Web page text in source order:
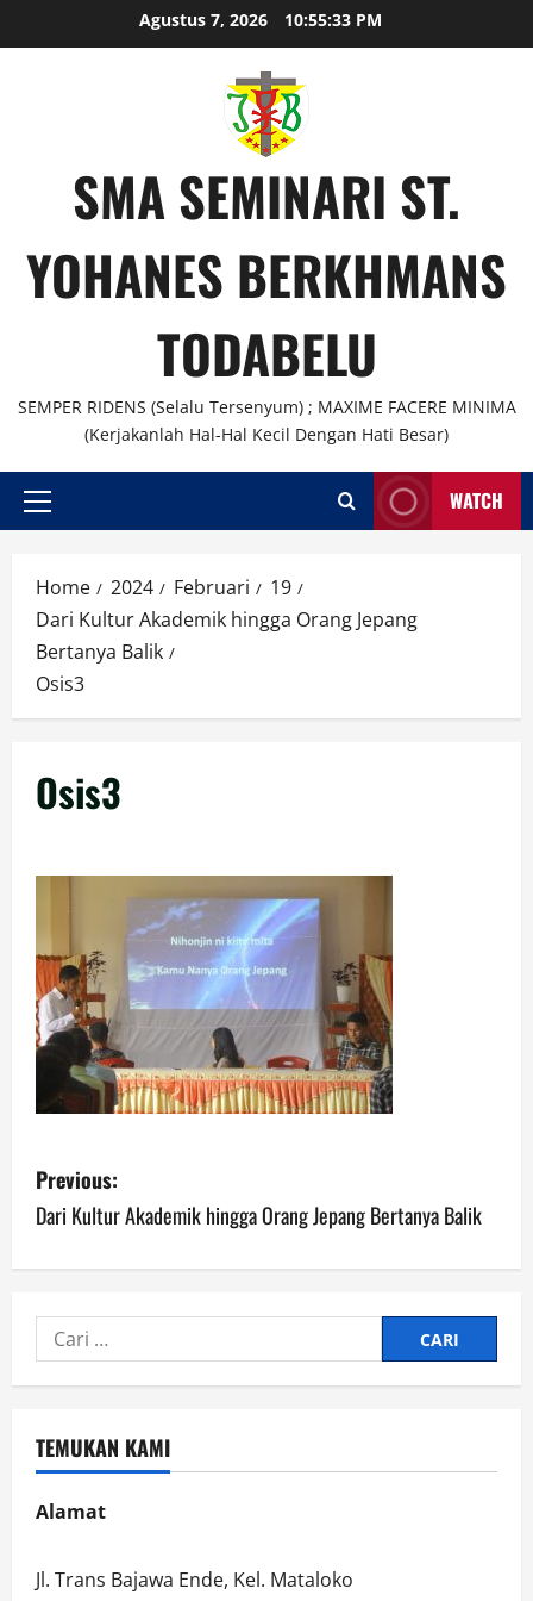
to
Agustus 7, 2026 10:55:33 PM
SMA SEMINARI ST.
YOHANES BERKHMANS
TODABELU
SEMPER RIDENS (Selalu Tersenyum) ; MAXIME FACERE MINIMA
(Kerjakanlah Hal-Hal Kecil Dengan Hati Besar)
Primary
WATCH
Home 2024 Februari
19
Dari Kultur Akademik hingga Orang Jepang
Bertanya Balik
Osis3
Osis3
P
o
s
t
n
v
i
g
Previous:
Dari Kultur Akademik hingga Orang Jepang Bertanya Balik
Cari
untuk:
TEMUKAN KAMI
Alamat
Jl. Trans Bajawa Ende, Kel. Mataloko